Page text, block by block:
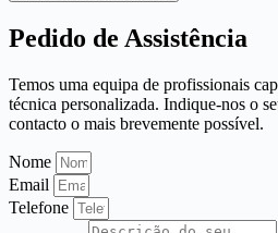
Pedido de Assistência
Temos uma equipa de profissionais
técnica personalizada. Indique-nos o
contacto o mais brevemente possível.
Nome
Email
Telefone